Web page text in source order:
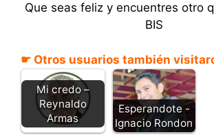
Que seas feliz y encuentres otro
BIS
☛ Otros usuarios también
Mi credo –
Reynaldo
Armas
Esperandote -
Ignacio Rondon